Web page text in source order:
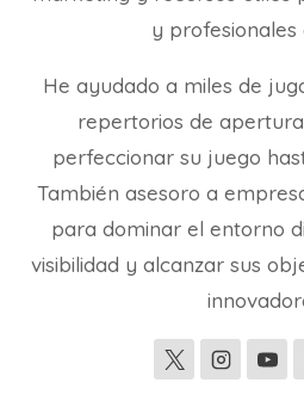
y profesionales
He ayudado a miles de
repertorios de
perfeccionar su juego
También asesoro a
para dominar el entorno
visibilidad y alcanzar sus